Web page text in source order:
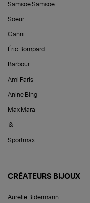
Samsoe Samsoe
Soeur
Ganni
Éric Bompard
Barbour
Ami Paris
Anine Bing
Max Mara
&
Sportmax
CRÉATEURS BIJOUX
Aurélie Bidermann